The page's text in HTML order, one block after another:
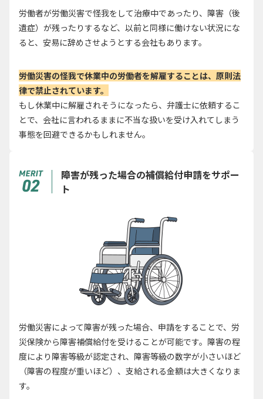
労働者が労働災害で怪我をして治療中であったり、障害（後
遺症）が残ったりするなど、以前と同様に働けない状況にな
ると、安易に辞めさせようとする会社もあります。
労働災害の怪我で休業中の労働者を解雇することは、原則法
律で禁止されています。
もし休業中に解雇されそうになったら、弁護士に依頼するこ
とで、会社に言われるままに不当な扱いを受け入れてしまう
事態を回避できるかもしれません。
障害が残った場合の補償給付申請をサポー
ト
労働災害によって障害が残った場合、申請をすることで、労
災保険から障害補償給付を受けることが可能です。障害の程
度により障害等級が認定され、障害等級の数字が小さいほど
（障害の程度が重いほど）、支給される金額は大きくなりま
す。